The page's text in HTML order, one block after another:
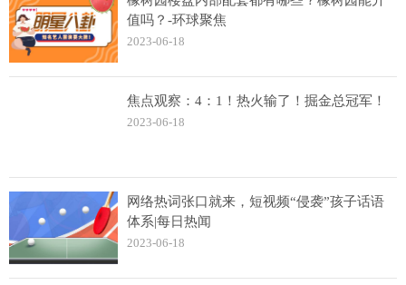
值吗？-环球聚焦
2023-06-18
焦点观察：4：1！热火输了！掘金总冠军！
2023-06-18
网络热词张口就来，短视频“侵袭”孩子话语
体系|每日热闻
2023-06-18